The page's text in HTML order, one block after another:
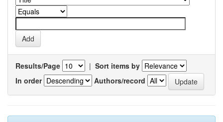
Results/Page | Sort items by
In order
Authors/record